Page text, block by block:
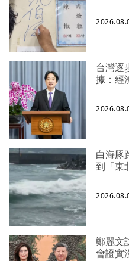
台灣逐
據：經
白海豚
到「東
鄭麗文
會證實